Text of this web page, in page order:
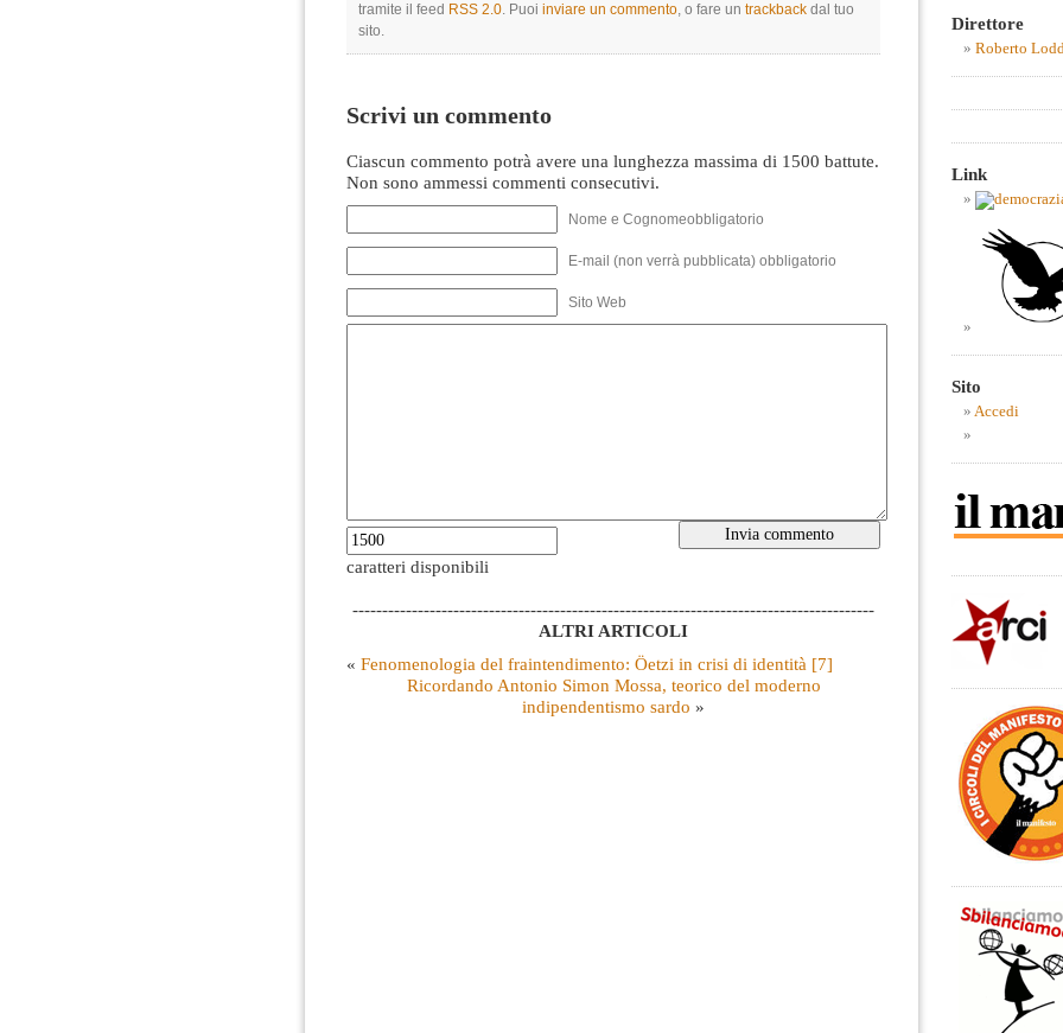
tramite il feed RSS 2.0. Puoi inviare un commento, o fare un trackback dal tuo
sito.
Scrivi un commento
Ciascun commento potrà avere una lunghezza massima di 1500 battute.
Non sono ammessi commenti consecutivi.
Nome e Cognomeobbligatorio
E-mail (non verrà pubblicata) obbligatorio
Sito Web
caratteri disponibili
----------------------------------------------------------------------------------------
ALTRI ARTICOLI
« Fenomenologia del fraintendimento: Öetzi in crisi di identità [7]
Ricordando Antonio Simon Mossa, teorico del moderno
indipendentismo sardo »
Direttore
Roberto
Link
Sito
Accedi